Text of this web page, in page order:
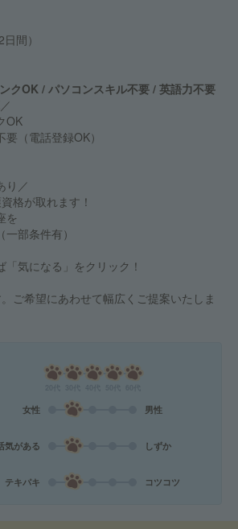
間）
クOK / パソコンスキル不要 / 英語力不要
OK
（電話登録OK）
り／
格が取れます！
を
部条件有）
気になる」をクリック！
ご希望にあわせて幅広くご提案いたしま
女性 男性
気がある しずか
テキパキ コツコツ